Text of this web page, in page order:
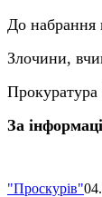
До набрання
Злочини,
Прокуратура
За
"Проскурів"